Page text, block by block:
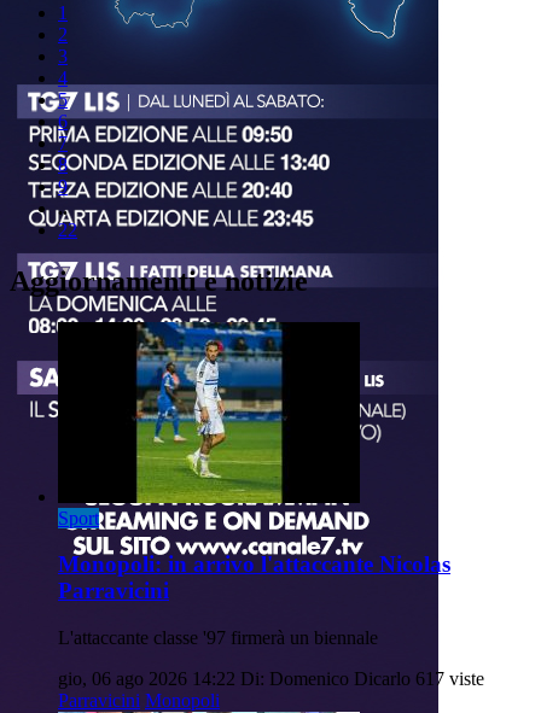
1
2
3
4
5
6
7
8
9
..
22
Aggiornamenti e notizie
Sport
Monopoli: in arrivo l'attaccante Nicolas
Parravicini
L'attaccante classe '97 firmerà un biennale
gio, 06 ago 2026 14:22 Di: Domenico Dicarlo 617 viste
Parravicini Monopoli